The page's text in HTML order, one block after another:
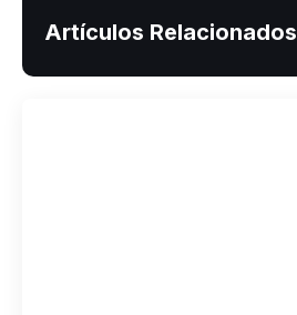
Artículos Relacionados